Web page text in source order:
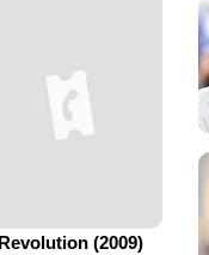
Revolution (2009)